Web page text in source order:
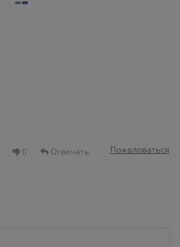
0 Отвечать Пожаловаться